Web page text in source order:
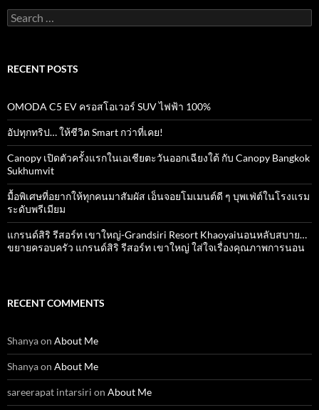
Search
for:
RECENT POSTS
OMODA C5 EV ครอสโอเวอร์ SUV ไฟฟ้า 100%
อัปทุกทริป… ให้ชีวิต Smart กว่าที่เคย!
Canopy เปิดตัวครั้งแรกในเอเชียตะวันออกเฉียงใต้ กับ Canopy Bangkok
Sukhumvit
มื้อพิเศษที่อยากให้ทุกคนมาสัมผัส เอ็นจอยโมเมนต์ดี ๆ บุพเฟ่ต์ในโรงแรม
ระดับพรีเมียม
แกรนด์สิริ​ รีสอร์ท​ เขาใหญ่​-Grandsiri​ Resort​ Khaoyaiนอนหลับสบาย…
ขยายครอบครัว แกรนด์สิริ รีสอร์ท เขาใหญ่ ใส่ใจเรื่องคุณภาพการนอน
RECENT COMMENTS
Shanyaon About Me
Shanyaon About Me
sareerapat intarsiri on About Me